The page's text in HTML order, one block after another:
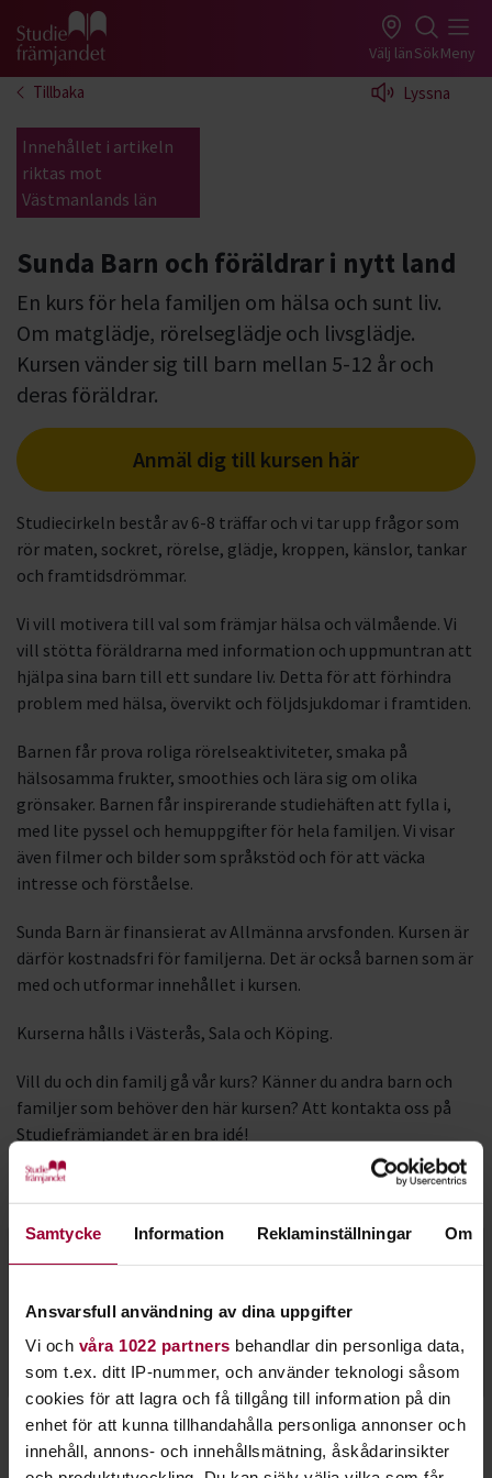
Samtycke Information Reklaminställningar Om
Ansvarsfull användning av dina uppgifter
Vi och våra 1022 partners behandlar din personliga data,
som t.ex. ditt IP-nummer, och använder teknologi såsom
cookies för att lagra och få tillgång till information på din
enhet för att kunna tillhandahålla personliga annonser och
innehåll, annons- och innehållsmätning, åskådarinsikter
Gå till studiefrämjandets startsida Välj länSökMeny
Tillbaka Lyssna
Innehållet i artikeln
riktas mot
Västmanlands län
Sunda Barn och föräldrar i nytt land
En kurs för hela familjen om hälsa och sunt liv.
Om matglädje, rörelseglädje och livsglädje.
Kursen vänder sig till barn mellan 5-12 år och
deras föräldrar.
Anmäl dig till kursen här
Studiecirkeln består av 6-8 träffar och vi tar upp frågor som
rör maten, sockret, rörelse, glädje, kroppen, känslor, tankar
och framtidsdrömmar.
Vi vill motivera till val som främjar hälsa och välmående. Vi
vill stötta föräldrarna med information och uppmuntran att
hjälpa sina barn till ett sundare liv. Detta för att förhindra
problem med hälsa, övervikt och följdsjukdomar i framtiden.
Barnen får prova roliga rörelseaktiviteter, smaka på
hälsosamma frukter, smoothies och lära sig om olika
grönsaker. Barnen får inspirerande studiehäften att fylla i,
med lite pyssel och hemuppgifter för hela familjen. Vi visar
även filmer och bilder som språkstöd och för att väcka
intresse och förståelse.
Sunda Barn är finansierat av Allmänna arvsfonden. Kursen är
därför kostnadsfri för familjerna. Det är också barnen som är
med och utformar innehållet i kursen.
Kurserna hålls i Västerås, Sala och Köping.
Vill du och din familj gå vår kurs? Känner du andra barn och
familjer som behöver den här kursen? Att kontakta oss på
Studiefrämjandet är en bra idé!
Kontakt
Maarit Hallström
070-923 44 68